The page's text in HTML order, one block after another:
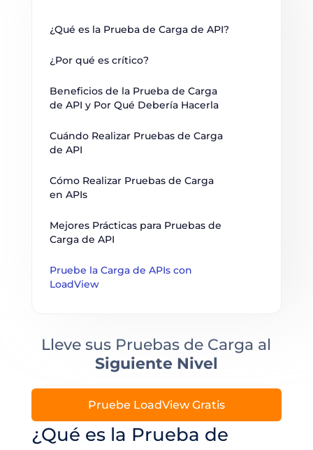
¿Qué es la Prueba de
¿Qué es la Prueba de Carga de API?
¿Por qué es crítico?
Beneficios de la Prueba de Carga
de API y Por Qué Debería Hacerla
Cuándo Realizar Pruebas de Carga
de API
Cómo Realizar Pruebas de Carga
en APIs
Mejores Prácticas para Pruebas de
Carga de API
Pruebe la Carga de APIs con
LoadView
Lleve sus Pruebas de Carga al
Siguiente Nivel
Pruebe LoadView Gratis